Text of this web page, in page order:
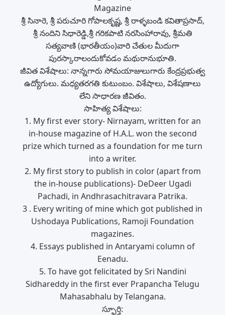
Magazine
శ్రీ సినారె, శ్రీ పరుచూరి గోపాలకృష్ణ, శ్రీ రాళ్ళబండి కవితాప్రసాద్,
శ్రీ నందిని సిధారెడ్డి,శ్రీ గరికపాటి నరసింహారావు, శ్రీమతి
సత్యవాణి (భారతీయం)వారి చేతుల మీదుగా
పురస్కారాలందుకోవడం మథురానుభూతి.
జీవిత విశేషాలు: నాన్నగారు సోమయాజులుగారు కేంద్రప్రభుత్వ
ఉద్యోగులు. మధ్యతరగతి కుటుంబం. విశేషాలు, విశేషణాలు
లేని సాధారణ జీవితం.
సాహిత్య విశేషాలు:
1. My first ever story- Nirnayam, written for an
in-house magazine of H.A.L. won the second
prize which turned as a foundation for me turn
into a writer.
2. My first story to publish in color (apart from
the in-house publications)- DeDeer Ugadi
Pachadi, in Andhrasachitravara Patrika.
3 . Every writing of mine which got published in
Ushodaya Publications, Ramoji Foundation
magazines.
4. Essays published in Antaryami column of
Eenadu.
5. To have got felicitated by Sri Nandini
Sidhareddy in the first ever Prapancha Telugu
Mahasabhalu by Telangana.
స్ఫూర్తి: